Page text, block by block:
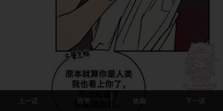
上一话 目录 收藏 下一话